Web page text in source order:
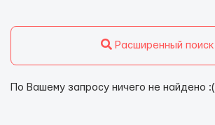
Расширенный поиск
По Вашему запросу ничего не найдено :(